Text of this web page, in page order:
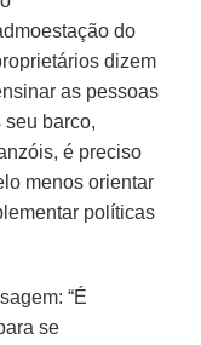
do
dizem
as pessoas
seu barco,
é preciso
menos orientar
políticas
“É
se